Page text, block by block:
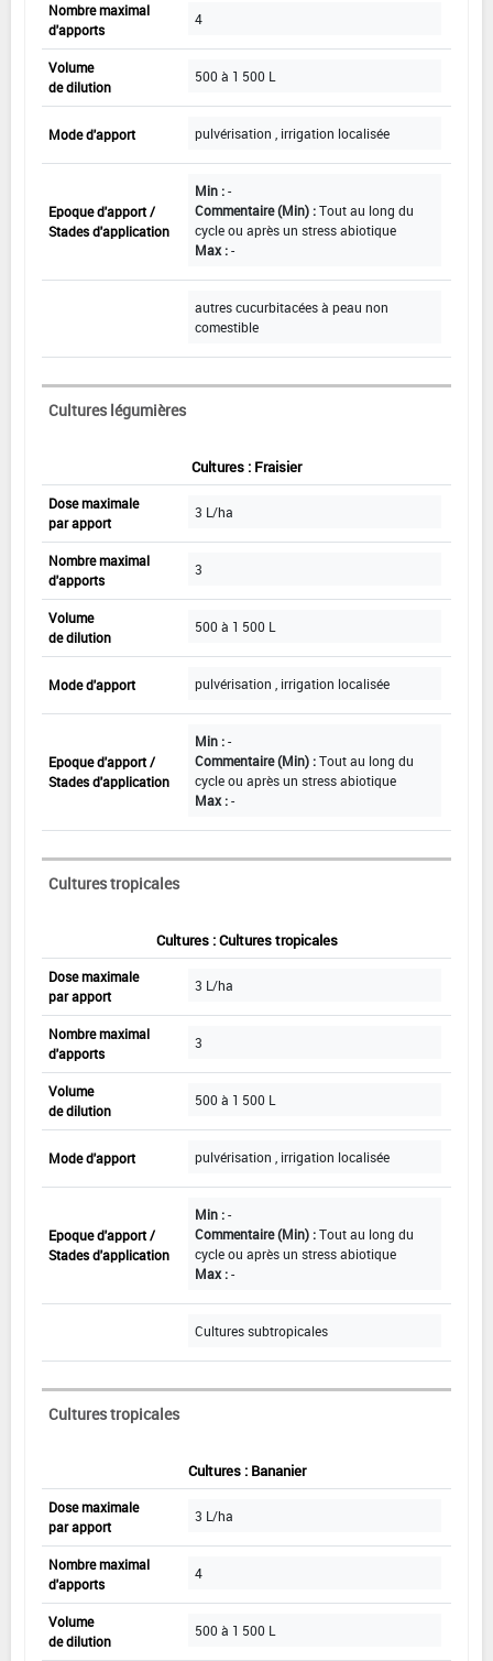
Nombre maximal
d'apports
4
Volume
de dilution
500 à 1 500 L
Mode d'apport pulvérisation , irrigation localisée
Epoque d'apport /
Stades d'application
Min :-
Commentaire (Min) :Tout au long du
cycle ou après un stress abiotique
Max :-
autres cucurbitacées à peau non
comestible
Cultures légumières
Cultures : Fraisier
Dose maximale
par apport
3 L/ha
Nombre maximal
d'apports
3
Volume
de dilution
500 à 1 500 L
Mode d'apport pulvérisation , irrigation localisée
Epoque d'apport /
Stades d'application
Min :-
Commentaire (Min) :Tout au long du
cycle ou après un stress abiotique
Max :-
Cultures tropicales
Cultures : Cultures tropicales
Dose maximale
par apport
3 L/ha
Nombre maximal
d'apports
3
Volume
de dilution
500 à 1 500 L
Mode d'apport pulvérisation , irrigation localisée
Epoque d'apport /
Stades d'application
Min :-
Commentaire (Min) :Tout au long du
cycle ou après un stress abiotique
Max :-
Cultures subtropicales
Cultures tropicales
Cultures : Bananier
Dose maximale
par apport
3 L/ha
Nombre maximal
d'apports
4
Volume
de dilution
500 à 1 500 L